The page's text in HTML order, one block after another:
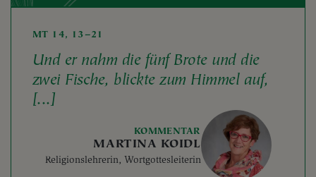
MT 14, 13–21
Und er nahm die fünf Brote und die
zwei Fische, blickte zum Himmel auf,
[...]
KOMMENTAR
MARTINA KOIDL
Religionslehrerin, Wortgottesleiterin